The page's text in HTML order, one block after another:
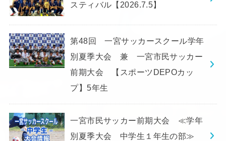
スティバル【2026.7.5】
第48回 一宮サッカースクール学年
別夏季大会 兼 一宮市民サッカー
前期大会 【スポーツDEPOカッ
プ】5年生
一宮市民サッカー前期大会 ≪学年
別夏季大会 中学生１年生の部≫